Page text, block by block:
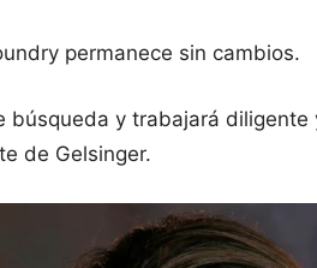
permanece sin cambios.
búsqueda y trabajará diligente
de Gelsinger.